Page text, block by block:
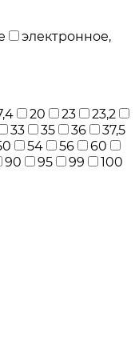
электронное,
20 23
23,2
33 35 36
37,5
54 56
60
90 95 99
100